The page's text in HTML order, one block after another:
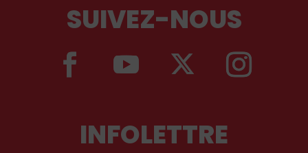
SUIVEZ-NOUS
INFOLETTRE